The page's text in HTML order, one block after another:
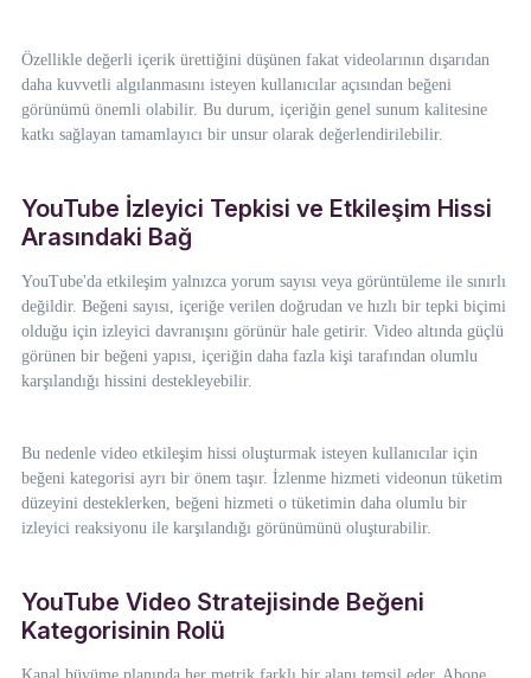
Özellikle değerli içerik ürettiğini düşünen fakat videolarının dışarıdan
daha kuvvetli algılanmasını isteyen kullanıcılar açısından beğeni
görünümü önemli olabilir. Bu durum, içeriğin genel sunum kalitesine
katkı sağlayan tamamlayıcı bir unsur olarak değerlendirilebilir.
YouTube İzleyici Tepkisi ve Etkileşim Hissi
Arasındaki Bağ
YouTube'da etkileşim yalnızca yorum sayısı veya görüntüleme ile sınırlı
değildir. Beğeni sayısı, içeriğe verilen doğrudan ve hızlı bir tepki biçimi
olduğu için izleyici davranışını görünür hale getirir. Video altında güçlü
görünen bir beğeni yapısı, içeriğin daha fazla kişi tarafından olumlu
karşılandığı hissini destekleyebilir.
Bu nedenle video etkileşim hissi oluşturmak isteyen kullanıcılar için
beğeni kategorisi ayrı bir önem taşır. İzlenme hizmeti videonun tüketim
düzeyini desteklerken, beğeni hizmeti o tüketimin daha olumlu bir
izleyici reaksiyonu ile karşılandığı görünümünü oluşturabilir.
YouTube Video Stratejisinde Beğeni
Kategorisinin Rolü
Kanal büyüme planında her metrik farklı bir alanı temsil eder. Abone